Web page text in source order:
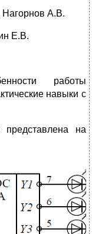
Нагорнов А.В.
Е.В.
работы
навыки с
на